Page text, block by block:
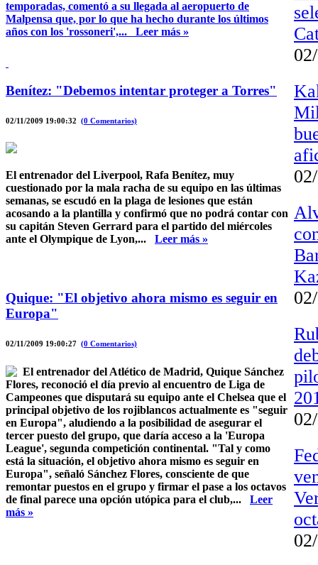
temporadas, comentó a su llegada al aeropuerto de
Malpensa que, por lo que ha hecho durante los últimos
años con los 'rossoneri',... Leer más »
Benítez: "Debemos intentar proteger a Torres"
02/11/2009 19:00:32 (0 Comentarios)
El entrenador del Liverpool, Rafa Benítez, muy
cuestionado por la mala racha de su equipo en las últimas
semanas, se escudó en la plaga de lesiones que están
acosando a la plantilla y confirmó que no podrá contar con
su capitán Steven Gerrard para el partido del miércoles
ante el Olympique de Lyon,... Leer más »
Quique: "El objetivo ahora mismo es seguir en
Europa"
02/11/2009 19:00:27 (0 Comentarios)
El entrenador del Atlético de Madrid, Quique Sánchez
Flores, reconoció el día previo al encuentro de Liga de
Campeones que disputará su equipo ante el Chelsea que el
principal objetivo de los rojiblancos actualmente es "seguir
en Europa", aludiendo a la posibilidad de asegurar el
tercer puesto del grupo, que daría acceso a la 'Europa
League', segunda competición continental. "Tal y como
está la situación, el objetivo ahora mismo es seguir en
Europa", señaló Sánchez Flores, consciente de que
remontar puestos en el grupo y firmar el pase a los octavos
de final parece una opción utópica para el club,... Leer
más »